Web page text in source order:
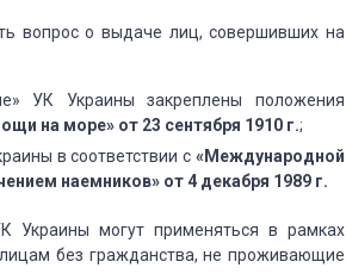
вопрос о выдаче лиц, совершивших на
УК Украины закреплены положения
на море» от 23 сентября 1910 г.;
в соответствии с «Международной
наемников» от 4 декабря 1989 г.
Украины могут применяться в рамках
без гражданства, не проживающие